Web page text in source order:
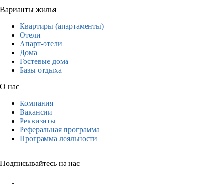
Варианты жилья
Квартиры (апартаменты)
Отели
Апарт-отели
Дома
Гостевые дома
Базы отдыха
О нас
Компания
Вакансии
Реквизиты
Реферальная программа
Программа лояльности
Подписывайтесь на нас